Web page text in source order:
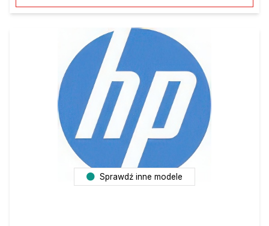
Sprawdź inne modele